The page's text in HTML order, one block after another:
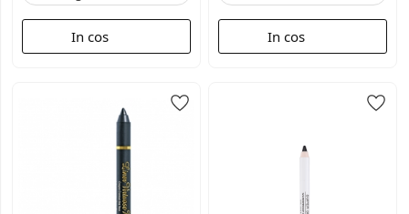
In cos In cos